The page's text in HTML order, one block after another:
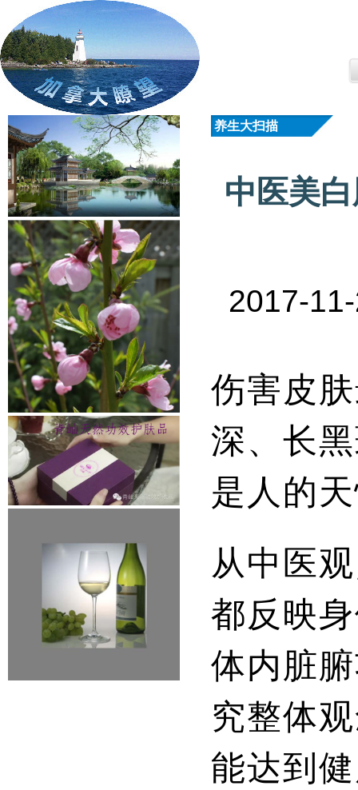
养生大扫描
中医美
2017-
伤害皮
深、长
是人的
从中医
都反映
体内脏
究整体
能达到